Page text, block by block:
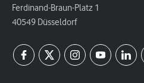
Ferdinand-Braun-Platz 1
40549 Düsseldorf